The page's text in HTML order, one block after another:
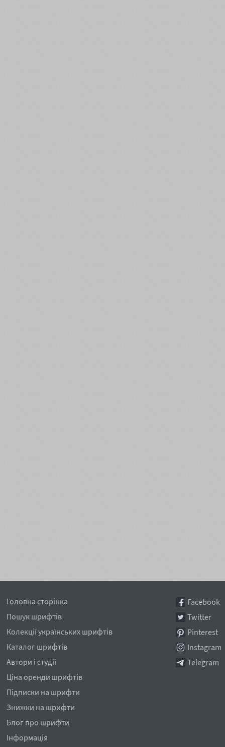
Головна сторінка
Пошук шрифтів
Колекції українських шрифтів
Каталог шрифтів
Автори і студії
Ціна оренди шрифтів
Підписки на шрифти
Знижки на шрифти
Блог про шрифти
Інформація
Facebook
Twitter
Pinterest
Instagram
Telegram